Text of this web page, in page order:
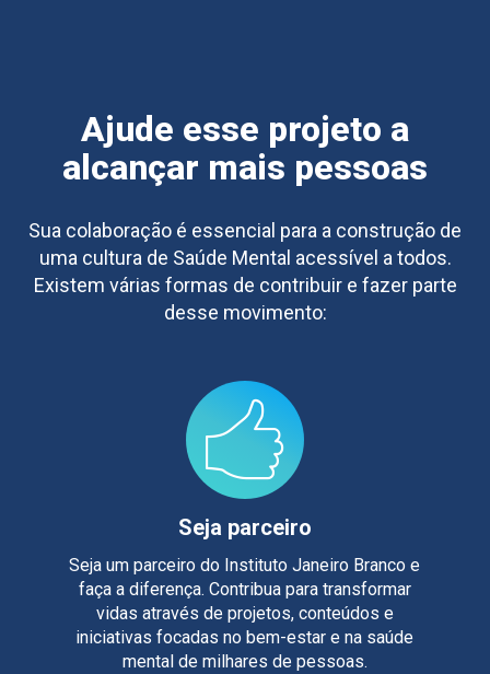
Ajude esse projeto a
alcançar mais pessoas
Sua colaboração é essencial para a construção de
uma cultura de Saúde Mental acessível a todos.
Existem várias formas de contribuir e fazer parte
desse movimento:
Seja parceiro
Seja um parceiro do Instituto Janeiro Branco e
faça a diferença. Contribua para transformar
vidas através de projetos, conteúdos e
iniciativas focadas no bem-estar e na saúde
mental de milhares de pessoas.